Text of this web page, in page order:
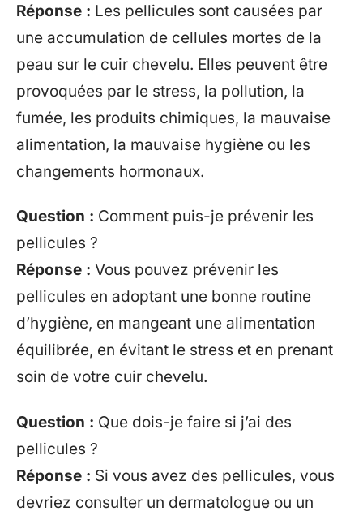
Réponse : Les pellicules sont causées par
une accumulation de cellules mortes de la
peau sur le cuir chevelu. Elles peuvent être
provoquées par le stress, la pollution, la
fumée, les produits chimiques, la mauvaise
alimentation, la mauvaise hygiène ou les
changements hormonaux.
Question : Comment puis-je prévenir les
pellicules ?
Réponse : Vous pouvez prévenir les
pellicules en adoptant une bonne routine
d’hygiène, en mangeant une alimentation
équilibrée, en évitant le stress et en prenant
soin de votre cuir chevelu.
Question : Que dois-je faire si j’ai des
pellicules ?
Réponse : Si vous avez des pellicules, vous
devriez consulter un dermatologue ou un